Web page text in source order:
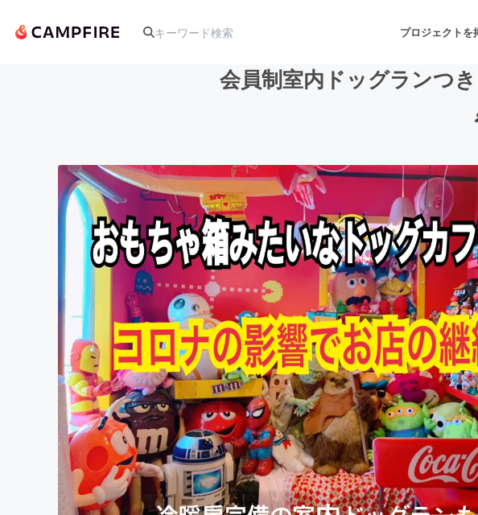
プロジェクトを
アート・写真 音楽
テクノロジー・ガジェット ゲーム・サービス
映像・映画 書籍・雑誌出版
ビジネス・起業 チャレンジ
まちづくり・地域活性化
会員制室内ドッグランつ